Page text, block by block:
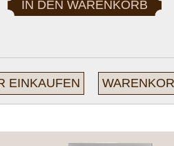
TRAGBARE GRILLS